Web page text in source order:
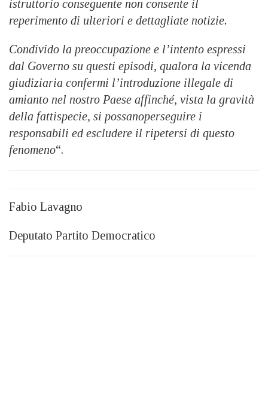
istruttorio conseguente non consente il
reperimento di ulteriori e dettagliate notizie.
Condivido la preoccupazione e l’intento espressi
dal Governo su questi episodi, qualora la vicenda
giudiziaria confermi l’introduzione illegale di
amianto nel nostro Paese affinché, vista la gravità
della fattispecie, si possanoperseguire i
responsabili ed escludere il ripetersi di questo
fenomeno“.
Fabio Lavagno
Deputato Partito Democratico